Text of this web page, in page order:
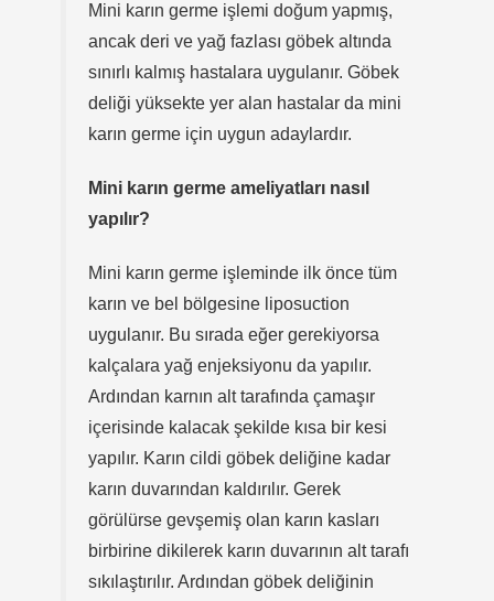
Mini karın germe işlemi doğum yapmış,
ancak deri ve yağ fazlası göbek altında
sınırlı kalmış hastalara uygulanır. Göbek
deliği yüksekte yer alan hastalar da mini
karın germe için uygun adaylardır.
Mini karın germe ameliyatları nasıl
yapılır?
Mini karın germe işleminde ilk önce tüm
karın ve bel bölgesine liposuction
uygulanır. Bu sırada eğer gerekiyorsa
kalçalara yağ enjeksiyonu da yapılır.
Ardından karnın alt tarafında çamaşır
içerisinde kalacak şekilde kısa bir kesi
yapılır. Karın cildi göbek deliğine kadar
karın duvarından kaldırılır. Gerek
görülürse gevşemiş olan karın kasları
birbirine dikilerek karın duvarının alt tarafı
sıkılaştırılır. Ardından göbek deliğinin